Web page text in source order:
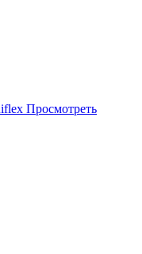
Просмотреть